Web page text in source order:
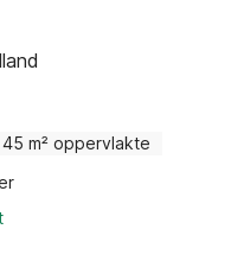
45 m² oppervlakte